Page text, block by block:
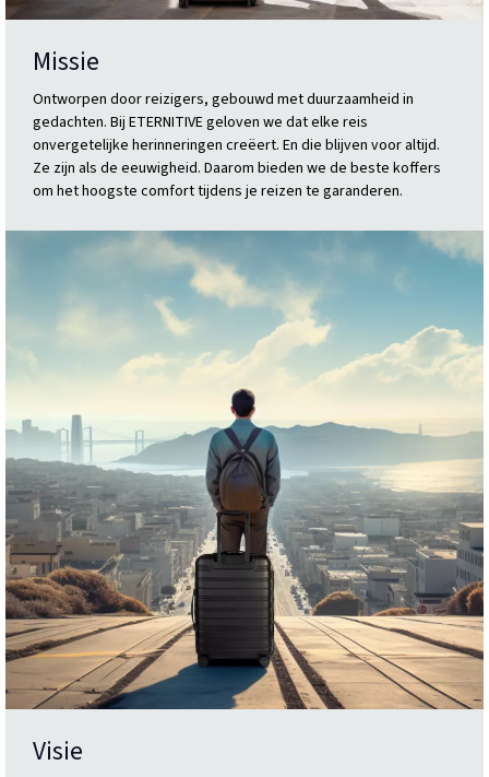
Missie
Ontworpen door reizigers, gebouwd met duurzaamheid in
gedachten. Bij ETERNITIVE geloven we dat elke reis
onvergetelijke herinneringen creëert. En die blijven voor altijd.
Ze zijn als de eeuwigheid. Daarom bieden we de beste koffers
om het hoogste comfort tijdens je reizen te garanderen.
Visie